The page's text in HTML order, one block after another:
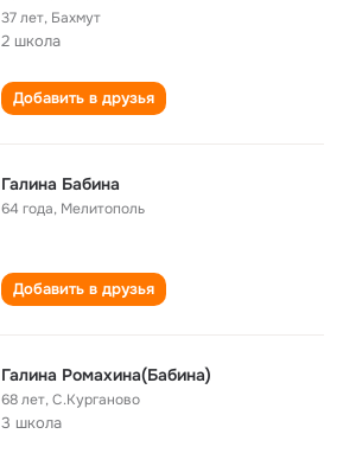
37 лет, Бахмут
2 школа
Добавить в друзья
Галина Бабина
64 года, Мелитополь
Добавить в друзья
Галина Ромахина(Бабина)
68 лет,С.Курганово
3 школа